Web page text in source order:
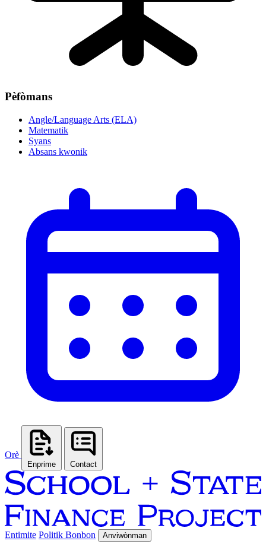
Pèfòmans
Angle/Language Arts (ELA)
Matematik
Syans
Absans kwonik
Orè
Enprime Contact
Entimite Politik Bonbon Anviwònman